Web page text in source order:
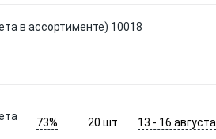
в ассортименте) 10018
73% 20 шт. 13 - 16 августа